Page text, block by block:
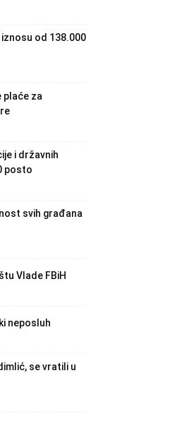
od 138.000
plaće za
i državnih
posto
svih građana
Vlade FBiH
neposluh
se vratili u